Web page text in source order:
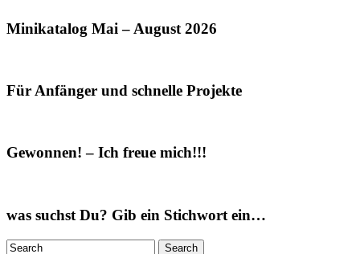
Minikatalog Mai – August 2026
Für Anfänger und schnelle Projekte
Gewonnen! – Ich freue mich!!!
was suchst Du? Gib ein Stichwort ein…